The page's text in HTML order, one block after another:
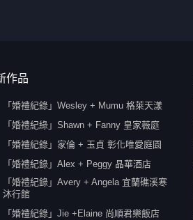
作品
「婚禮紀錄」Wesley + Mumu 格萊天漾
「婚禮紀綠」Shawn + Fanny 皇家薇庭
「婚禮紀錄」家倫 + 玉貞 彰化唯愛庭園
「婚禮紀錄」Alex + Peggy 晶華酒店
「婚禮紀錄」Avery + Angela 宜蘭礁溪寒
沐行館
「婚禮紀錄」Jie +Elaine 尚順君樂飯店